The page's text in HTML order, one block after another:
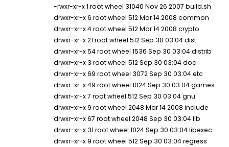
-rwxr-xr-x 1 root wheel 31040 Nov 26 2007 build.sh
drwxr-xr-x 6 root wheel 512 Mar 14 2008 common
drwxr-xr-x 4 root wheel 512 Mar 14 2008 crypto
drwxr-xr-x 21 root wheel 512 Sep 30 03:04 dist
drwxr-xr-x 54 root wheel 1536 Sep 30 03:04 distrib
drwxr-xr-x 3 root wheel 512 Sep 30 03:04 doc
drwxr-xr-x 69 root wheel 3072 Sep 30 03:04 etc
drwxr-xr-x 49 root wheel 1024 Sep 30 03:04 games
drwxr-xr-x 7 root wheel 512 Sep 30 03:04 gnu
drwxr-xr-x 9 root wheel 2048 Mar 14 2008 include
drwxr-xr-x 67 root wheel 2048 Sep 30 03:04 lib
drwxr-xr-x 31 root wheel 1024 Sep 30 03:04 libexec
drwxr-xr-x 9 root wheel 512 Sep 30 03:04 regress